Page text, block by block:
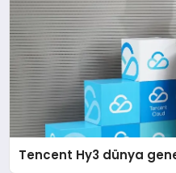
Tencent Hy3 dünya